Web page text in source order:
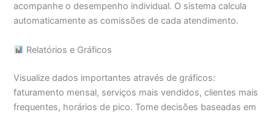
acompanhe o desempenho individual. O sistema calcula
automaticamente as comissões de cada atendimento.
Relatórios e Gráficos
Visualize dados importantes através de gráficos:
faturamento mensal, serviços mais vendidos, clientes mais
frequentes, horários de pico. Tome decisões baseadas em